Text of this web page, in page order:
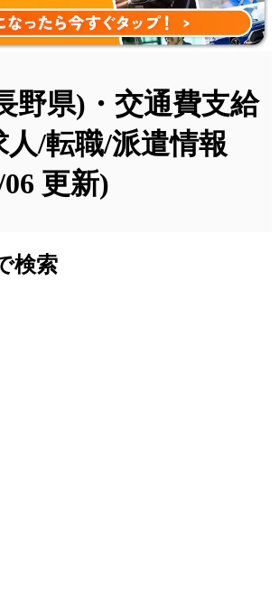
野県)・交通費支給
/転職/派遣情報
更新)
検索